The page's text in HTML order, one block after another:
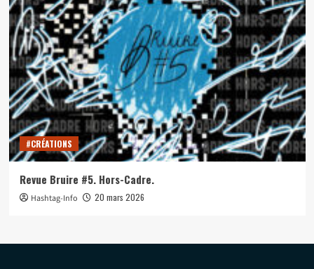
#CRÉATIONS
Revue Bruire #5. Hors-Cadre.
Hashtag-Info 20 mars 2026